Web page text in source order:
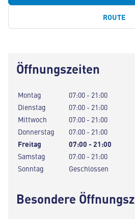
ROUTE
Öffnungszeiten
Montag
07:00 - 21:00
Dienstag
07:00 - 21:00
Mittwoch
07:00 - 21:00
Donnerstag
07:00 - 21:00
Freitag
07:00 - 21:00
Samstag
07:00 - 21:00
Sonntag
Geschlossen
Besondere